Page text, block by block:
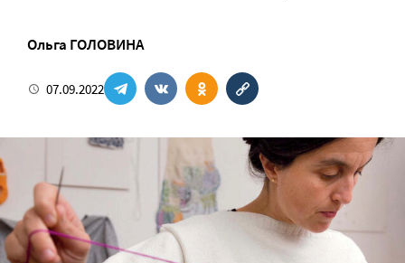
Ольга ГОЛОВИНА
07.09.2022